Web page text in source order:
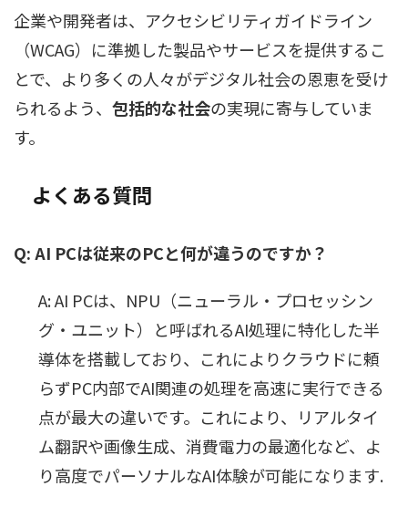
企業や開発者は、アクセシビリティガイドライン
（WCAG）に準拠した製品やサービスを提供するこ
とで、より多くの人々がデジタル社会の恩恵を受け
られるよう、 包括的な社会の実現に寄与していま
す。
よくある質問
Q: AI PCは従来のPCと何が違うのですか？
A: AI PCは、NPU（ニューラル・プロセッシン
グ・ユニット）と呼ばれるAI処理に特化した半
導体を搭載しており、これによりクラウドに頼
らずPC内部でAI関連の処理を高速に実行できる
点が最大の違いです。これにより、リアルタイ
ム翻訳や画像生成、消費電力の最適化など、よ
り高度でパーソナルなAI体験が可能になります.